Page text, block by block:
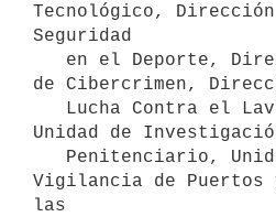
Tecnológico,
Seguridad
de Cibercrimen,
Unidad de
Vigilancia de Puertos
las